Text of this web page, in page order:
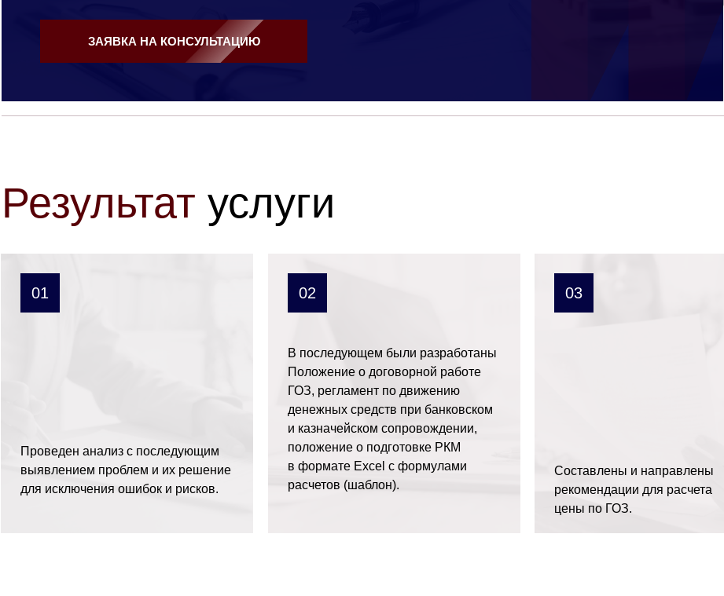
ЗАЯВКА НА КОНСУЛЬТАЦИЮ
Результат услуги
Проведен анализ с последующим
выявлением проблем и их решение
для исключения ошибок и рисков.
В последующем были разработаны
Положение о договорной работе
ГОЗ, регламент по движению
денежных средств при банковском
и казначейском сопровождении,
положение о подготовке РКМ
в формате Excel с формулами
расчетов (шаблон).
Составлены и направлены
рекомендации для расчета
цены по ГОЗ.
01 02 03